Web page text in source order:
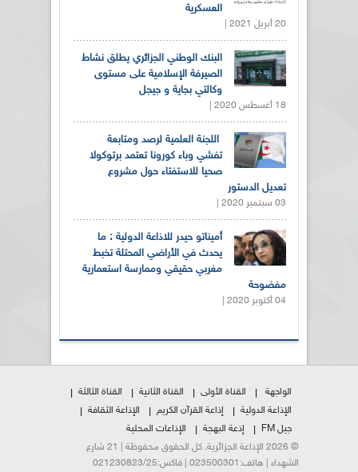
العسكرية
20 أبريل 2021 |
البنك الوطني الجزائري يطلق نشاط
الصيرفة الإسلامية على مستوى
وكالتي بجاية و جيجل
18 أغسطس 2020 |
اللجنة العلمية لرصد ومتابعة
تفشي وباء كورونا تعتمد برتوكولا
صحيا للاستفتاء حول مشروع
تعديل الدستور
03 سبتمبر 2020 |
أميناتو حيدر للاذاعة الدولية : ما
يحدث في الأراضي المحتلة تخبط
مغربي حقيقي وممارسة استعمارية
مفضوحة
04 أكتوبر 2020 |
الواجهة القناة الأولى القناة الثانية
القناة الثالثة
الإذاعة الدولية
إذاعة القرآن الكريم
الإذاعة الثقافة
جيل FM
إذعة البهجة
الإذاعات المحلية
© 2026 الإذاعة الجزائرية. كل الحقوق محفوظة | 21 شارع
الشهداء | هاتف:023500301 | فاكس:021230823/25